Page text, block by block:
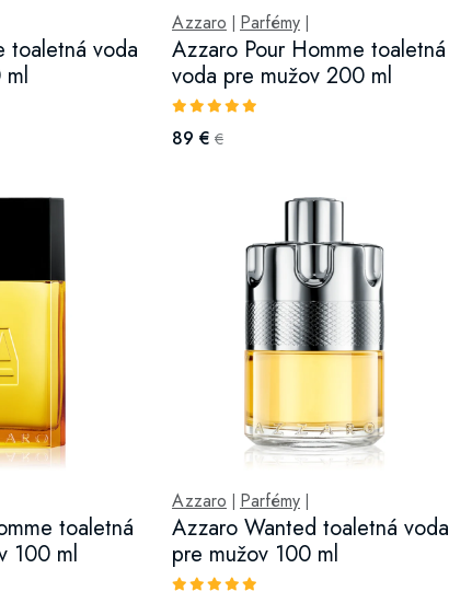
toaletná voda
Azzaro Parfémy|
Azzaro Pour Homme toaletná
voda pre mužov 200 ml
89 € €
toaletná
100 ml
Azzaro Parfémy|
Azzaro Wanted toaletná voda
pre mužov 100 ml